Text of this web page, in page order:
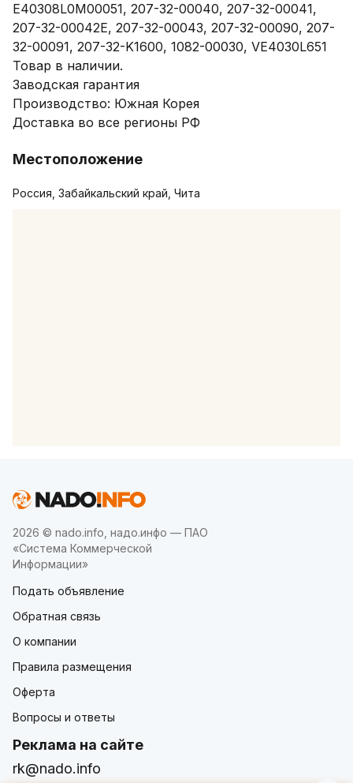
E40308L0M00051, 207-32-00040, 207-32-00041,
207-32-00042E, 207-32-00043, 207-32-00090, 207-
32-00091, 207-32-K1600, 1082-00030, VE4030L651
Товар в наличии.
Заводская гарантия
Производство: Южная Корея
Доставка во все регионы РФ
Местоположение
Россия, Забайкальский край, Чита
2026 © nado.info, надо.инфо — ПАО
«Система Коммерческой
Информации»
Подать объявление
Обратная связь
О компании
Правила размещения
Оферта
Вопросы и ответы
Реклама на сайте
rk@nado.info